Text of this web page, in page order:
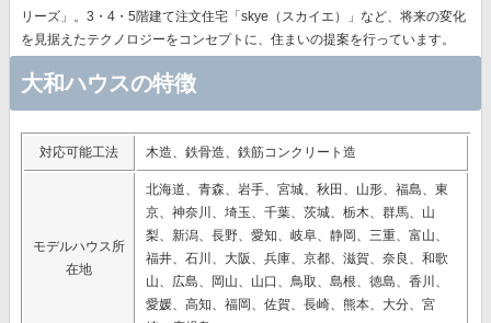
リーズ」。3・4・5階建て注文住宅「skye（スカイエ）」など、 将来の変化
を見据えたテクノロジーをコンセプトに、住まいの提案を行っています。
大和ハウスの特徴
対応可能工法 木造、鉄骨造、鉄筋コンクリート造
モデルハウス所
在地
北海道、青森、岩手、宮城、秋田、山形、福島、東
京、神奈川、埼玉、千葉、茨城、栃木、群馬、山
梨、新潟、長野、愛知、岐阜、静岡、三重、富山、
福井、石川、大阪、兵庫、京都、滋賀、奈良、和歌
山、広島、岡山、山口、鳥取、島根、徳島、香川、
愛媛、高知、福岡、佐賀、長崎、熊本、大分、宮